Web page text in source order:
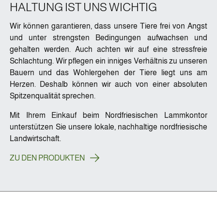
HALTUNG IST UNS WICHTIG
Wir können garantieren, dass unsere Tiere frei von Angst
und unter strengsten Bedingungen aufwachsen und
gehalten werden. Auch achten wir auf eine stressfreie
Schlachtung. Wir pflegen ein inniges Verhältnis zu unseren
Bauern und das Wohlergehen der Tiere liegt uns am
Herzen. Deshalb können wir auch von einer absoluten
Spitzenqualität sprechen.
Mit Ihrem Einkauf beim Nordfriesischen Lammkontor
unterstützen Sie unsere lokale, nachhaltige nordfriesische
Landwirtschaft.
ZU DEN PRODUKTEN